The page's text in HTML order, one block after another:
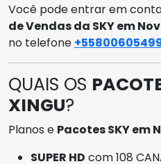
Você pode entrar em
de Vendas da SKY em
no telefone
QUAIS OS
XINGU?
Planos e Pacotes SKY em
SUPER HD com 108